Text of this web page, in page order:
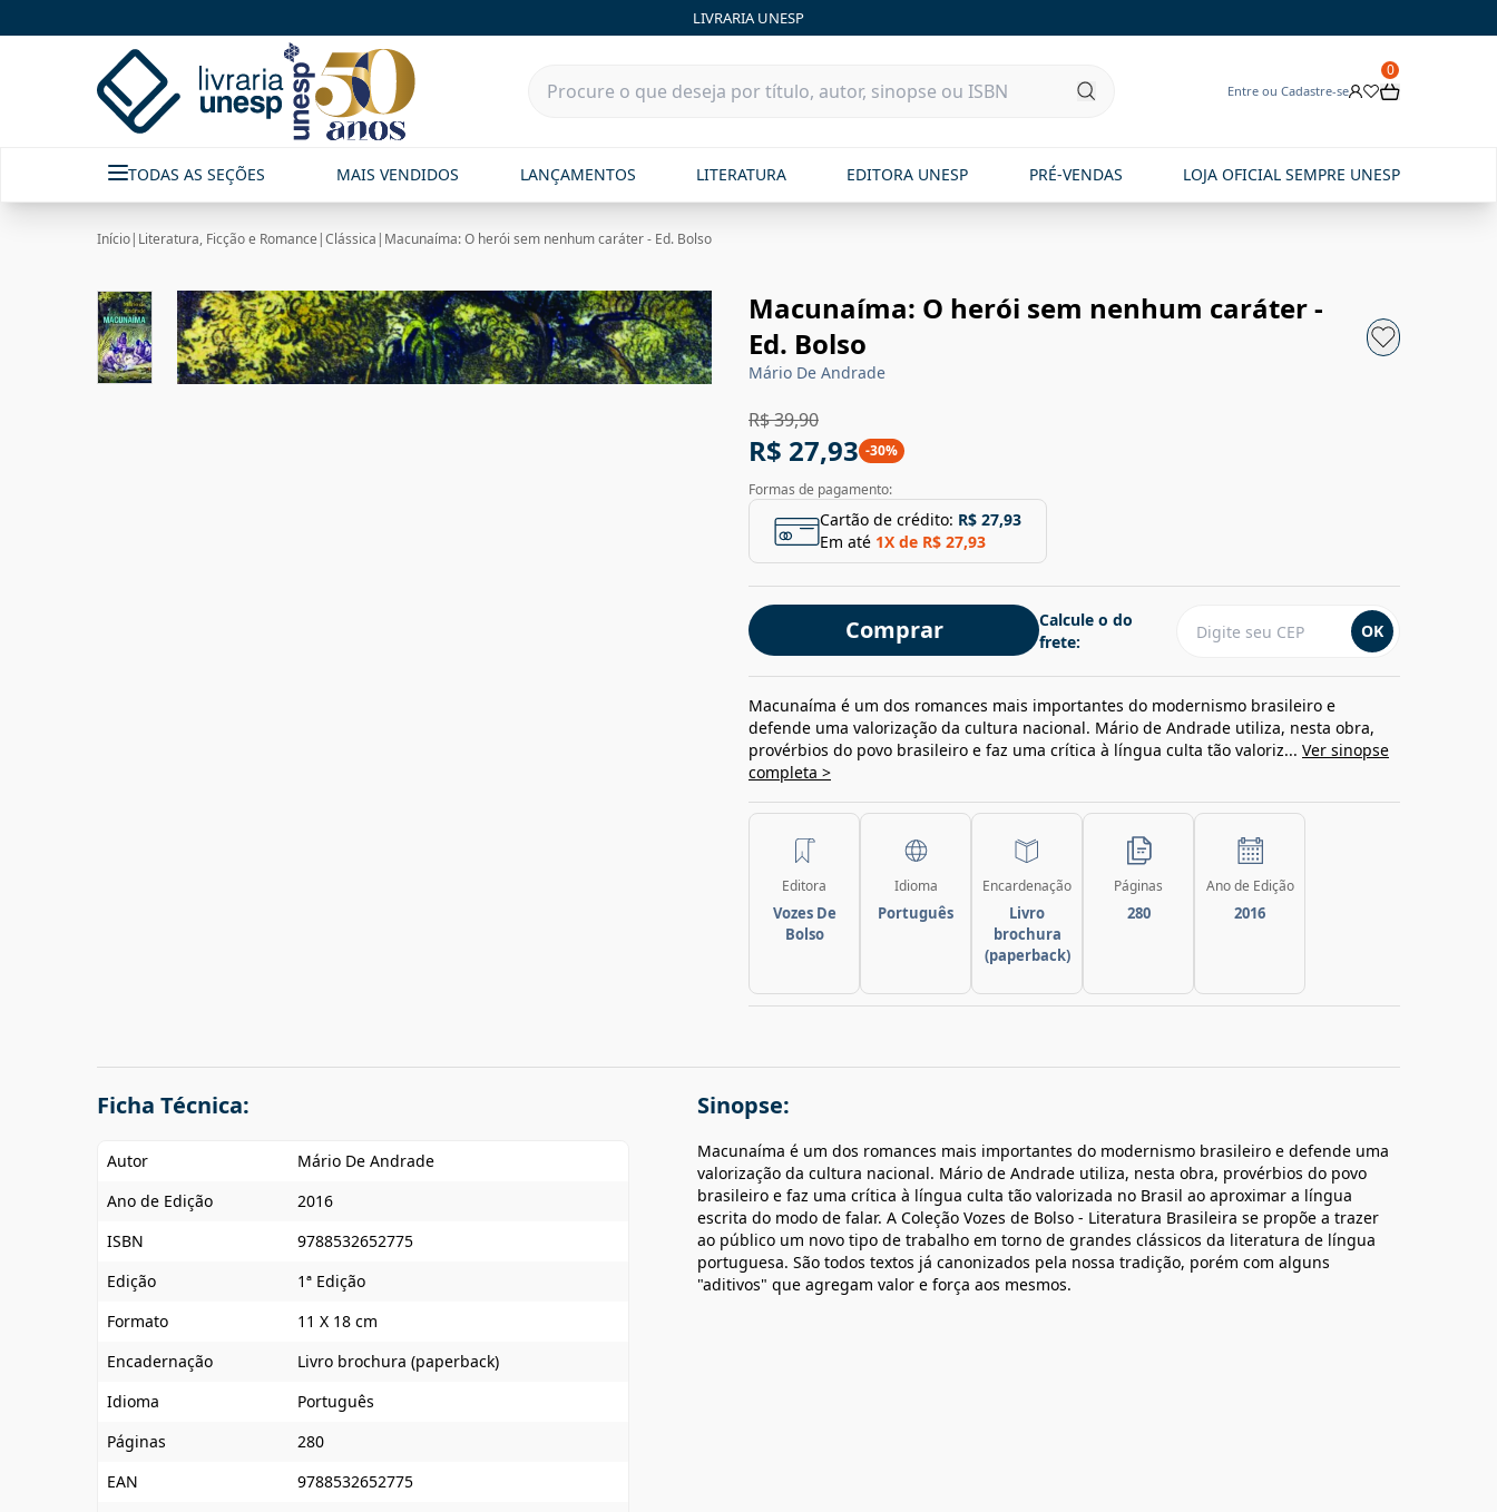
LIVRARIA UNESP
Entre ou Cadastre-se
0
TODAS AS SEÇÕES MAIS VENDIDOS LANÇAMENTOS LITERATURA EDITORA UNESP PRÉ-VENDAS LOJA OFICIAL SEMPRE UNESP
Início| Literatura, Ficção e Romance |Clássica | Macunaíma: O herói sem nenhum caráter - Ed. Bolso
Macunaíma: O herói sem nenhum caráter -
Ed. Bolso
Mário De Andrade
R$ 39,90
R$ 27,93 -30%
Formas de pagamento:
Cartão de crédito: R$ 27,93
Em até 1X de R$ 27,93
Comprar
Calcule o do
frete:
OK
Macunaíma é um dos romances mais importantes do modernismo brasileiro e
defende uma valorização da cultura nacional. Mário de Andrade utiliza, nesta obra,
provérbios do povo brasileiro e faz uma crítica à língua culta tão valoriz... Ver sinopse
completa >
Editora
Vozes De
Bolso
Idioma
Português
Encardenação
Livro
brochura
(paperback)
Páginas
280
Ano de Edição
2016
Ficha Técnica:
Autor
Mário De Andrade
Ano de Edição
2016
ISBN
9788532652775
Edição
1ª Edição
Formato
11 X 18 cm
Encadernação
Livro brochura (paperback)
Idioma
Português
Páginas
280
EAN
9788532652775
Sinopse:
Macunaíma é um dos romances mais importantes do modernismo brasileiro e defende uma
valorização da cultura nacional. Mário de Andrade utiliza, nesta obra, provérbios do povo
brasileiro e faz uma crítica à língua culta tão valorizada no Brasil ao aproximar a língua
escrita do modo de falar. A Coleção Vozes de Bolso - Literatura Brasileira se propõe a trazer
ao público um novo tipo de trabalho em torno de grandes clássicos da literatura de língua
portuguesa. São todos textos já canonizados pela nossa tradição, porém com alguns
"aditivos" que agregam valor e força aos mesmos.